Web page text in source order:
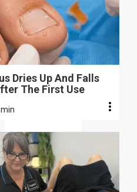
Dries Up And Falls
The First Use